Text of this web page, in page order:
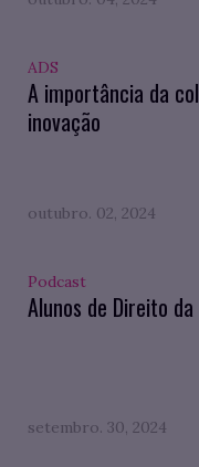
ADS
A importância da
inovação
outubro. 02, 2024
Podcast
Alunos de Direito
setembro. 30, 2024